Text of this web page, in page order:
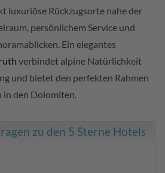
luxuriöse Rückzugsorte nahe der
persönlichem Service und
Ein elegantes
verbindet alpine Natürlichkeit
und bietet den perfekten Rahmen
den Dolomiten.
zu den 5 Sterne Hotels